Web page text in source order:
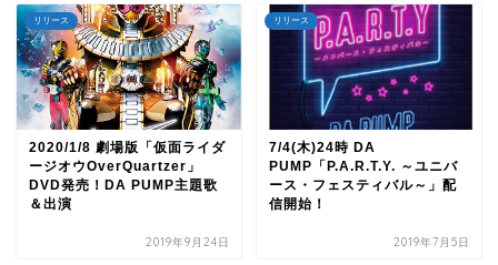
リリース
2020/1/8 劇場版「仮面ライダ
ージオウOverQuartzer」
DVD発売！DA PUMP主題歌
＆出演
2019年9月24日
リリース
7/4(木)24時 DA
PUMP「P.A.R.T.Y. ～ユニバ
ース・フェスティバル～」配
信開始！
2019年7月5日